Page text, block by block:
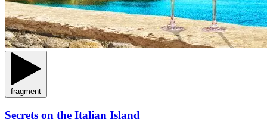
fragment
Secrets on the Italian Island